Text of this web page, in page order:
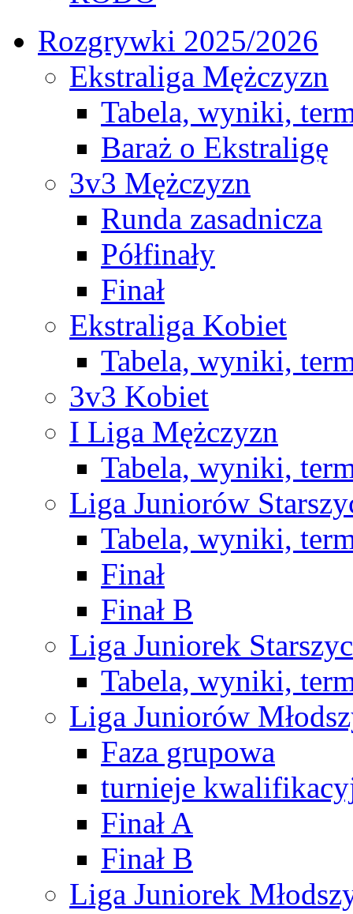
Rozgrywki 2025/2026
Ekstraliga Mężczyzn
Tabela, wyniki,
Baraż o Ekstraligę
3v3 Mężczyzn
Runda zasadnicza
Półfinały
Finał
Ekstraliga Kobiet
Tabela, wyniki,
3v3 Kobiet
I Liga Mężczyzn
Tabela, wyniki,
Liga Juniorów
Tabela, wyniki,
Finał
Finał B
Liga Juniorek
Tabela, wyniki,
Liga Juniorów
Faza grupowa
turnieje
Finał A
Finał B
Liga Juniorek